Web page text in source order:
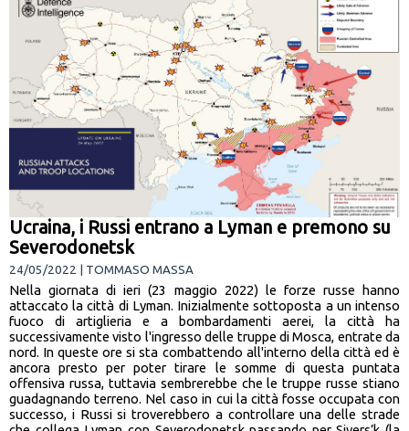
Ucraina, i Russi entrano a Lyman e premono su
Severodonetsk
24/05/2022 | TOMMASO MASSA
Nella giornata di ieri (23 maggio 2022) le forze russe hanno
attaccato la città di Lyman. Inizialmente sottoposta a un intenso
fuoco di artiglieria e a bombardamenti aerei, la città ha
successivamente visto l'ingresso delle truppe di Mosca, entrate da
nord. In queste ore si sta combattendo all'interno della città ed è
ancora presto per poter tirare le somme di questa puntata
offensiva russa, tuttavia sembrerebbe che le truppe russe stiano
guadagnando terreno. Nel caso in cui la città fosse occupata con
successo, i Russi si troverebbero a controllare una delle strade